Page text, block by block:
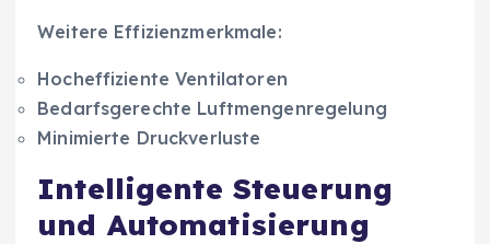
Weitere Effizienzmerkmale:
Hocheffiziente Ventilatoren
Bedarfsgerechte Luftmengenregelung
Minimierte Druckverluste
Intelligente Steuerung
und Automatisierung